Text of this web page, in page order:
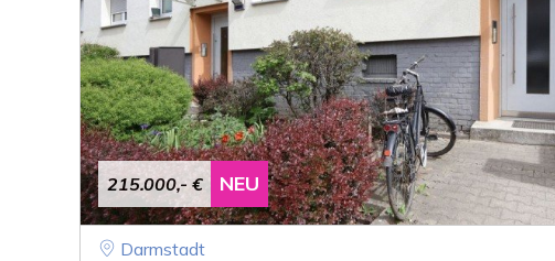
215.000,- € NEU
Darmstadt